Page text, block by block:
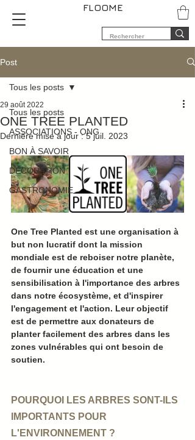
FLOOME
Post
Tous les posts
ASSOCIATIONS - ONG
BON À SAVOIR
DÉCORATION
GASTRONOMIE
Tous les posts
ONE TREE PLANTED
29 août 2022
Dernière mise à jour :5 juil. 2023
One Tree Planted est une organisation à
but non lucratif dont la mission
mondiale est de reboiser notre planète,
de fournir une éducation et une
sensibilisation à l'importance des arbres
dans notre écosystème, et d'inspirer
l'engagement et l'action. Leur objectif
est de permettre aux donateurs de
planter facilement des arbres dans les
zones vulnérables qui ont besoin de
soutien.
POURQUOI LES ARBRES SONT-ILS
IMPORTANTS POUR
L'ENVIRONNEMENT ?